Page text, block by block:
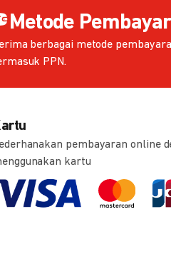
Metode
berbagai metode
PPN.
pembayaran online
kartu